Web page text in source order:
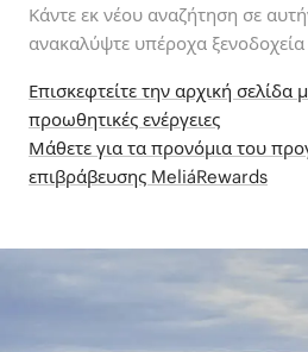
Κάντε εκ νέου αναζήτηση σε
ανακαλύψτε υπέροχα ξενοδοχεία
Επισκεφτείτε την αρχική σελίδα
προωθητικές ενέργειες
Μάθετε για τα προνόμια του
επιβράβευσης MeliáRewards